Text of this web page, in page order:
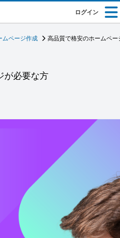
ログイン
ムページ作成 高品質で格安のホームペー
が必要な方